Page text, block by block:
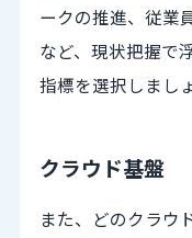
ークの推進、従業
など、現状把握で
指標を選択しまし
クラウド基盤
また、どのクラウ